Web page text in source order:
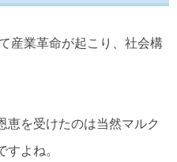
産業革命が起こり、社会構
恵を受けたのは当然マルク
よね。